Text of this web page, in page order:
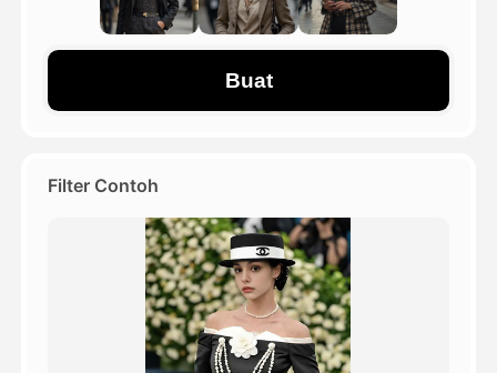
Blog
Buat
Filter Contoh